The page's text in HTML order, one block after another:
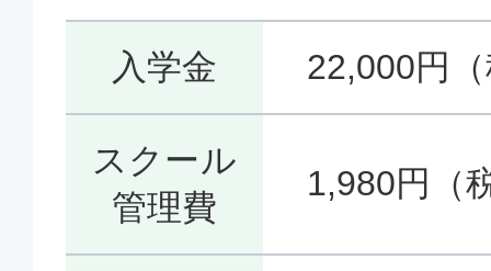
入学金 22,000円
スクール
管理費
1,980円（